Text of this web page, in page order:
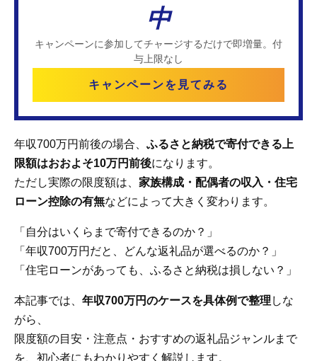
中
キャンペーンに参加してチャージするだけで即増量。付
与上限なし
キャンペーンを見てみる
年収700万円前後の場合、 ふるさと納税で寄付できる上
限額はおおよそ10万円前後になります。
ただし実際の限度額は、 家族構成・配偶者の収入・住宅
ローン控除の有無などによって大きく変わります。
「自分はいくらまで寄付できるのか？」
「年収700万円だと、どんな返礼品が選べるのか？」
「住宅ローンがあっても、ふるさと納税は損しない？」
本記事では、 年収700万円のケースを具体例で整理 しな
がら、
限度額の目安・注意点・おすすめの返礼品ジャンルまで
を、初心者にもわかりやすく解説します。